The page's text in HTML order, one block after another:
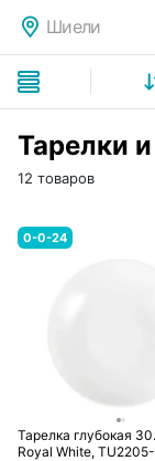
Шиели
Тарелки
12 товаров
0-0-24
Тарелка глубокая
Royal White,